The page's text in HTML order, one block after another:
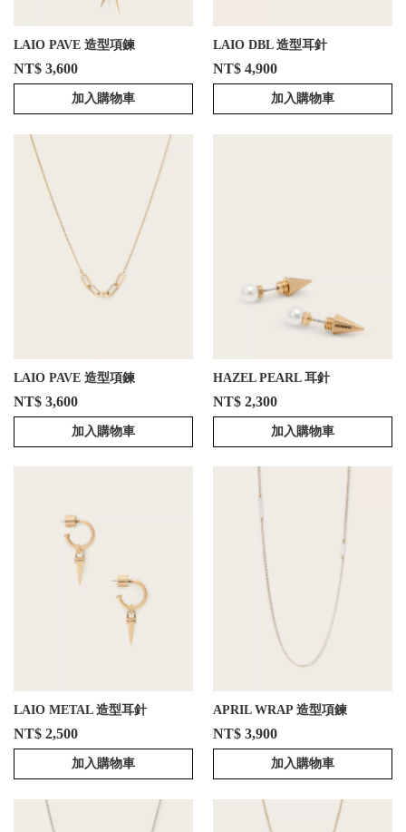
LAIO PAVE 造型項鍊
NT$ 3,600
加入購物車
LAIO DBL 造型耳針
NT$ 4,900
加入購物車
LAIO PAVE 造型項鍊
NT$ 3,600
加入購物車
HAZEL PEARL 耳針
NT$ 2,300
加入購物車
LAIO METAL 造型耳針
NT$ 2,500
加入購物車
APRIL WRAP 造型項鍊
NT$ 3,900
加入購物車